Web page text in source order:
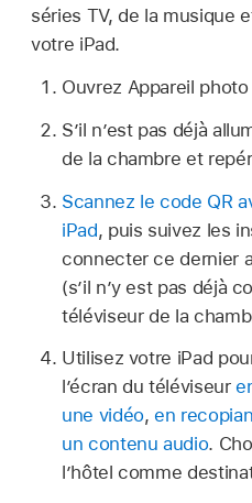
séries TV, de la musique
votre iPad.
Ouvrez Appareil
S’il n’est pas déjà
de la chambre et
Scannez le code QR
iPad, puis suivez les
connecter ce dernier
(s’il n’y est pas déjà
téléviseur de la
Utilisez votre iPad
l’écran du téléviseur
une vidéo,en
un contenu audio.
l’hôtel comme